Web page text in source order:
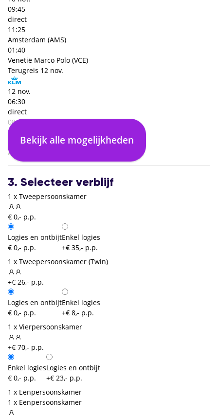
09:45
direct
11:25
Amsterdam (AMS)
01:40
Venetië Marco Polo (VCE)
Terugreis 12 nov.
12 nov.
06:30
direct
08:35
Venetië Marco Polo (VCE)
02:05
Amsterdam (AMS)
Bekijk alle mogelijkheden
3. Selecteer verblijf
1 x Tweepersoonskamer
€ 0,- p.p.
Logies en ontbijt
€ 0,- p.p.
Enkel logies
+€ 35,- p.p.
1 x Tweepersoonskamer (Twin)
+€ 26,- p.p.
Logies en ontbijt
€ 0,- p.p.
Enkel logies
+€ 8,- p.p.
1 x Vierpersoonskamer
+€ 70,- p.p.
Enkel logies
€ 0,- p.p.
Logies en ontbijt
+€ 23,- p.p.
1 x Eenpersoonskamer
1 x Eenpersoonskamer